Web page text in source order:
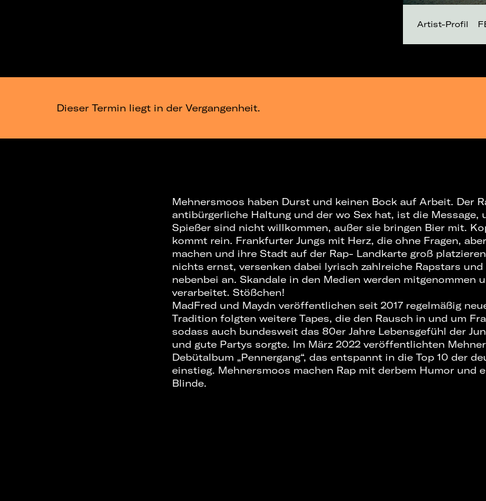
Artist-Profil
Dieser Termin liegt in der Vergangenheit.
Mehnersmoos haben Durst und keinen Bock auf Arbeit. Der
antibürgerliche Haltung und der wo Sex hat, ist die Message,
Spießer sind nicht willkommen, außer sie bringen Bier mit.
kommt rein. Frankfurter Jungs mit Herz, die ohne Fragen,
machen und ihre Stadt auf der Rap- Landkarte groß
nichts ernst, versenken dabei lyrisch zahlreiche Rapstars
nebenbei an. Skandale in den Medien werden mitgenommen
verarbeitet. Stößchen!
MadFred und Maydn veröffentlichen seit 2017 regelmäßig
Tradition folgten weitere Tapes, die den Rausch in und um
sodass auch bundesweit das 80er Jahre Lebensgefühl der
und gute Partys sorgte. Im März 2022 veröffentlichten
Debütalbum „Pennergang“, das entspannt in die Top 10 der
einstieg. Mehnersmoos machen Rap mit derbem Humor und
Blinde.